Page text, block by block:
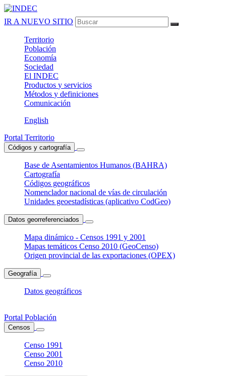
IR A NUEVO SITIO
Territorio
Población
Economía
Sociedad
El INDEC
Productos y servicios
Métodos y definiciones
Comunicación
English
Portal Territorio
Códigos y cartografía
Base de Asentamientos Humanos (BAHRA)
Cartografía
Códigos geográficos
Nomenclador nacional de vías de circulación
Unidades geoestadísticas (aplicativo CodGeo)
Datos georreferenciados
Mapa dinámico - Censos 1991 y 2001
Mapas temáticos Censo 2010 (GeoCenso)
Origen provincial de las exportaciones (OPEX)
Geografía
Datos geográficos
Portal Población
Censos
Censo 1991
Censo 2001
Censo 2010